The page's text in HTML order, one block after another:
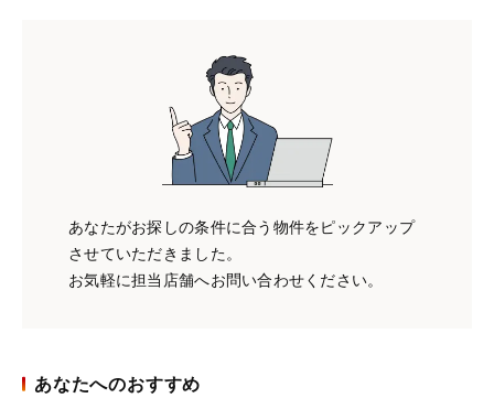
あなたがお探しの条件に合う物件をピックアップ
させていただきました。
お気軽に担当店舗へお問い合わせください。
あなたへのおすすめ